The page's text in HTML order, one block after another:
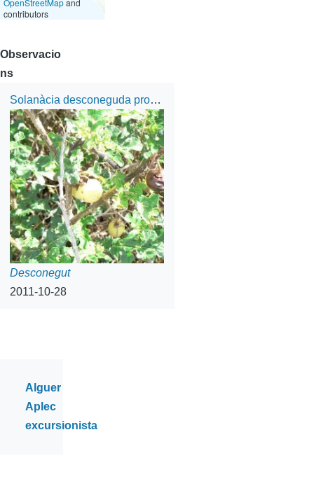
contributors
Observacio
ns
Solanàcia desconeguda prop de Bosa
Desconegut
2011-10-28
Categories
Alguer
Aplec
excursionista